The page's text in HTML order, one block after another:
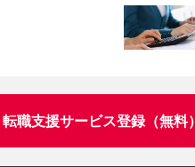
転職支援サービス登録（無料）